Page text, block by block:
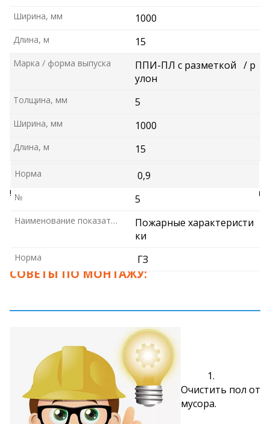
ицаемости, мг/м2*ч*Па
при 22
0,9
Норма
5
№
Пожарные характеристи
ки
Наименование показателя
ГЗ
Норма
1000
Ширина, мм
15
Длина, м
ППИ-ПЛ с разметкой / р
улон
Марка / форма выпуска
5
Толщина, мм
1000
Ширина, мм
15
Длина, м
!!! Возможен выпуск материала по согласованным размерам
заказчика
СОВЕТЫ ПО МОНТАЖУ:
1.
Очистить пол от
мусора.